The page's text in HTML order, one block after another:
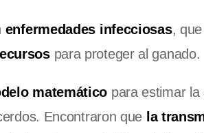
enfermedades infecciosas,
para proteger al ganado.
matemático para estimar la
Encontraron que la